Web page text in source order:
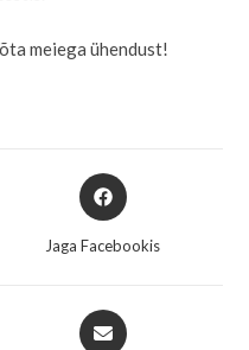
meiega ühendust!
Jaga Facebookis